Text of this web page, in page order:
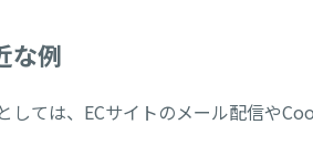
な例
しては、ECサイトのメール配信や